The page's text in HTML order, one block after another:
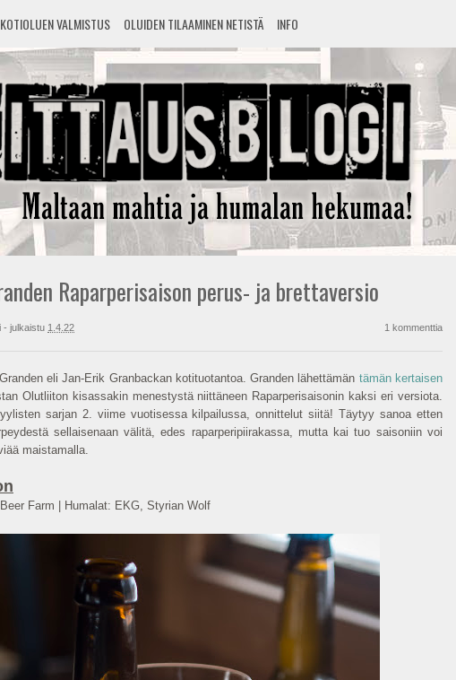
KOTIOLUEN VALMISTUS OLUIDEN TILAAMINEN NETISTÄ INFO
Raparperisaison perus- ja brettaversio
- julkaistu 1.4.22 1 kommenttia
eli Jan-Erik Granbackan kotituotantoa. Granden lähettämän tämän kertaisen
Olutliiton kisassakin menestystä niittäneen Raparperisaisonin kaksi eri versiota.
sarjan 2. viime vuotisessa kilpailussa, onnittelut siitä! Täytyy sanoa etten
sellaisenaan välitä, edes raparperipiirakassa, mutta kai tuo saisoniin voi
maistamalla.
Farm | Humalat: EKG, Styrian Wolf